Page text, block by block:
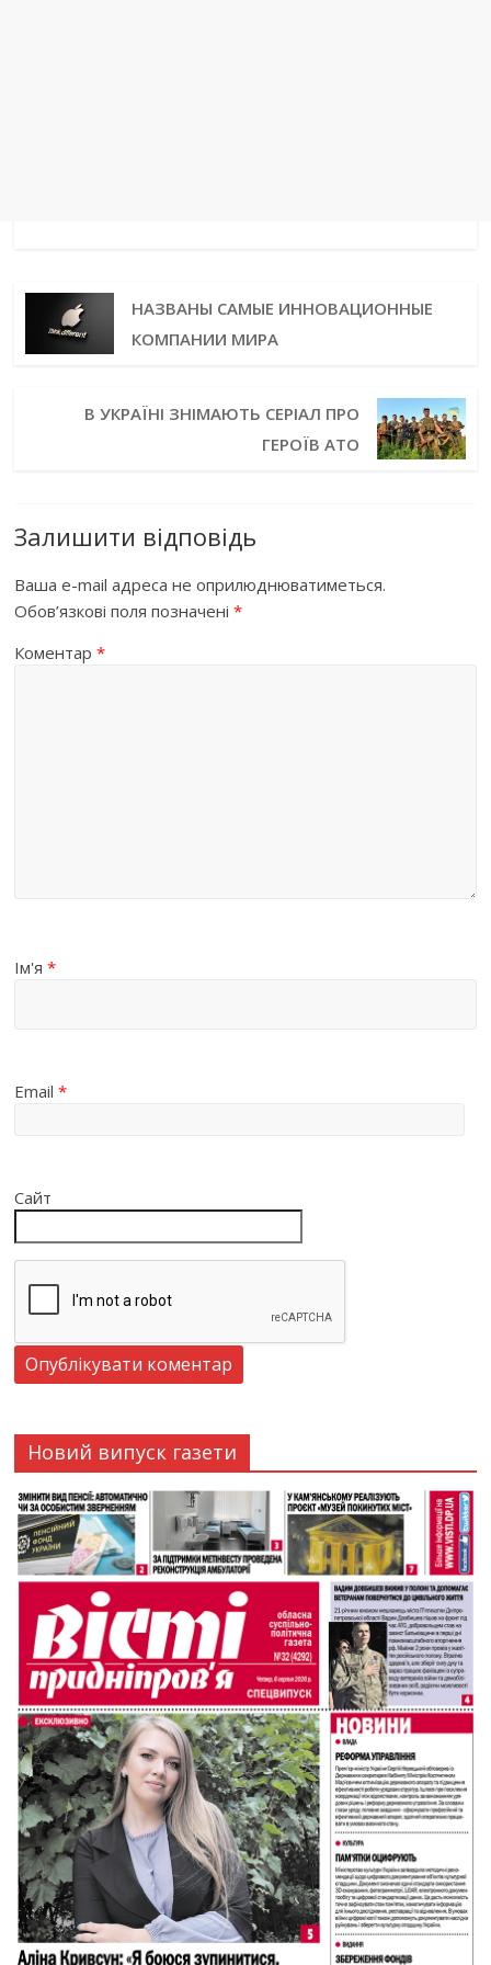
НАЗВАНЫ САМЫЕ ИННОВАЦИОННЫЕ
КОМПАНИИ МИРА
В УКРАЇНІ ЗНІМАЮТЬ СЕРІАЛ ПРО
ГЕРОЇВ АТО
Залишити відповідь
Ваша e-mail адреса не оприлюднюватиметься.
Обов’язкові поля позначені*
Коментар*
Ім'я*
Email*
Сайт
Новий випуск газети